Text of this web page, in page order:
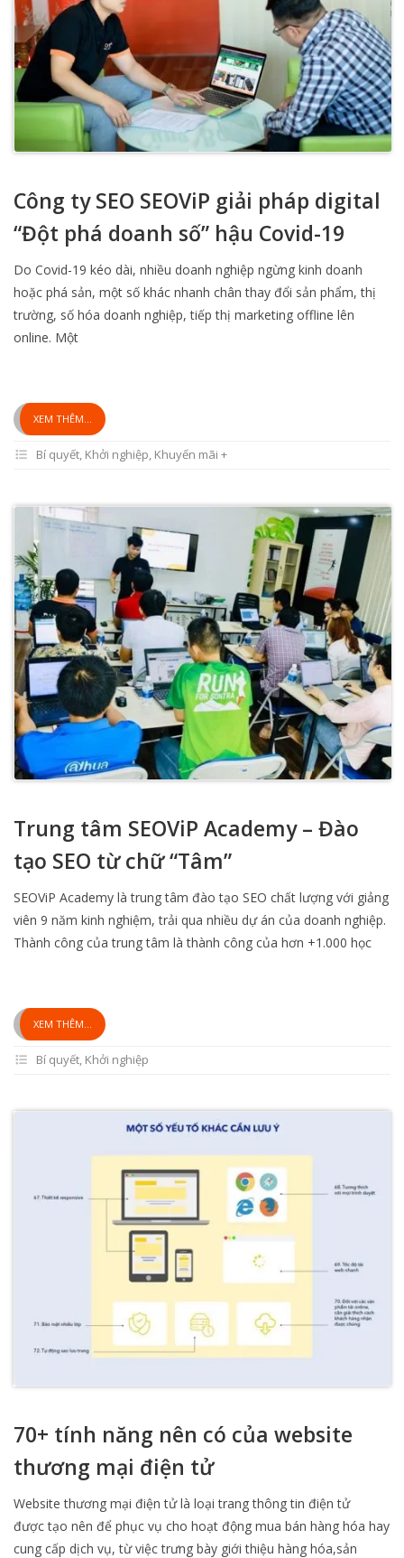
Công ty SEO SEOViP giải pháp digital
“Đột phá doanh số” hậu Covid-19
Do Covid-19 kéo dài, nhiều doanh nghiệp ngừng kinh doanh
hoặc phá sản, một số khác nhanh chân thay đổi sản phẩm, thị
trường, số hóa doanh nghiệp, tiếp thị marketing offline lên
online. Một
XEM THÊM...
Bí quyết, Khởi nghiệp, Khuyến mãi +
Trung tâm SEOViP Academy – Đào
tạo SEO từ chữ “Tâm”
SEOViP Academy là trung tâm đào tạo SEO chất lượng với giảng
viên 9 năm kinh nghiệm, trải qua nhiều dự án của doanh nghiệp.
Thành công của trung tâm là thành công của hơn +1.000 học
XEM THÊM...
Bí quyết, Khởi nghiệp
70+ tính năng nên có của website
thương mại điện tử
Website thương mại điện tử là loại trang thông tin điện tử
được tạo nên để phục vụ cho hoạt động mua bán hàng hóa hay
cung cấp dịch vụ, từ việc trưng bày giới thiệu hàng hóa,sản